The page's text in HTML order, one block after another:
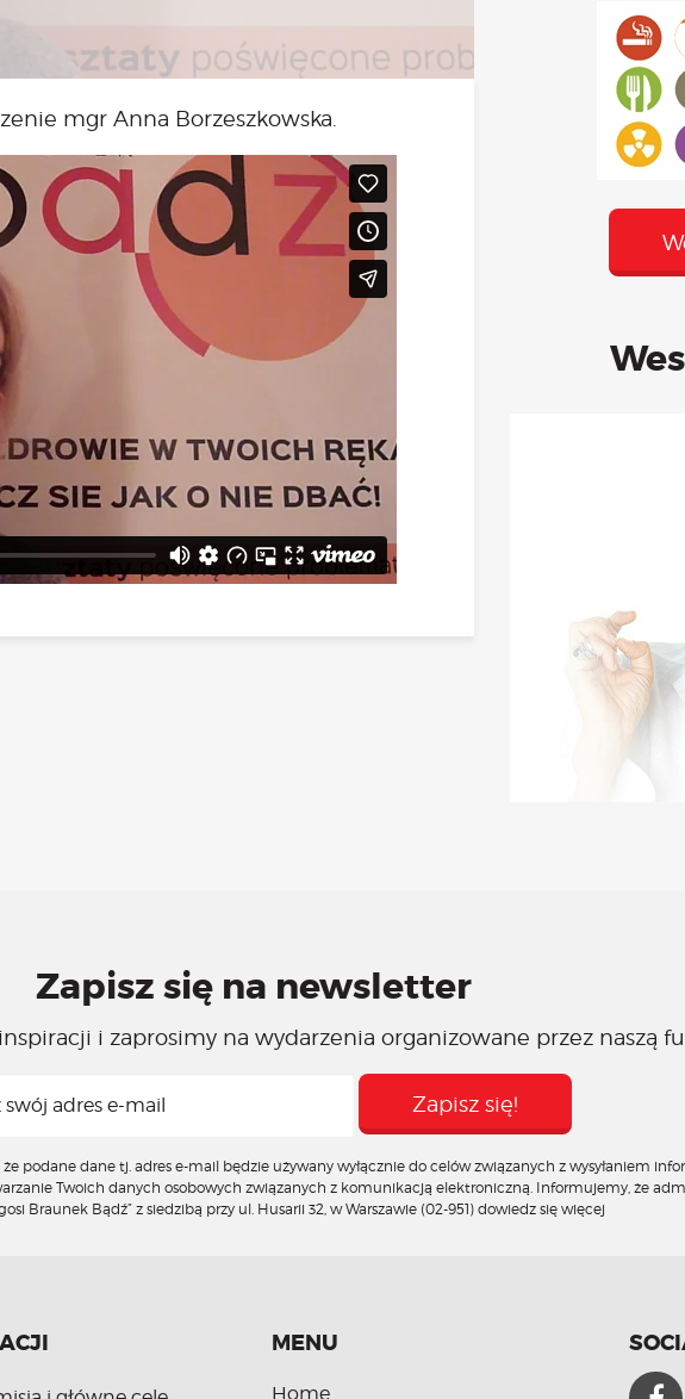
mgr Anna Borzeszkowska.
Zapisz się na newsletter
i zaprosimy na wydarzenia organizowane przez naszą
podane dane tj. adres e-mail będzie używany wyłącznie do celów związanych z wysyłaniem
Twoich danych osobowych związanych z komunikacją elektroniczną. Informujemy, że
Braunek Bądź” z siedzibą przy ul. Husarii 32, w Warszawie (02-951) dowiedz się więcej
MENU
Home
Bądź w Kazimierzu
Infolinia
Sensowne ścieżki zdrowia
Zmieniamy niezdrowe na zdrowe
Cykl edukacyjny Powiat Piaseczeński
Onkoasystent
Bądź na bieżąco
aktualności
Porady
Lektury
Duch
Psychika
Media